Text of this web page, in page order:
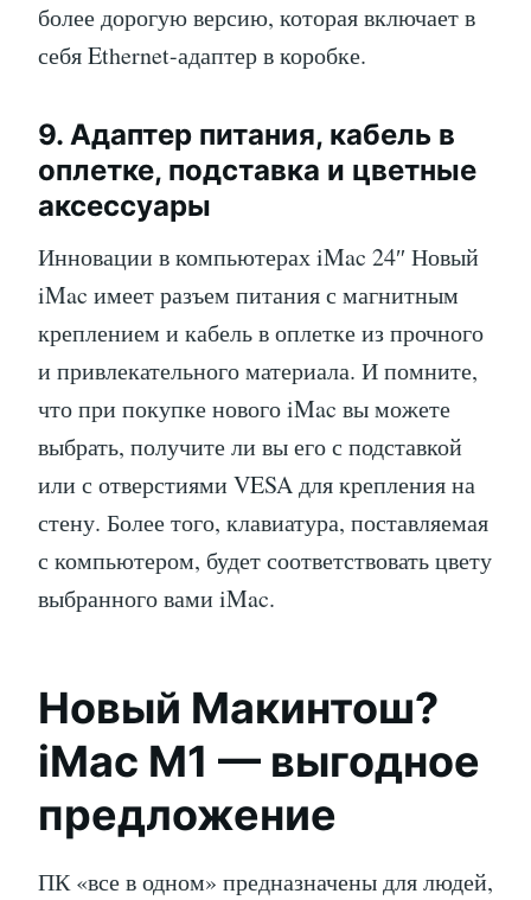
более дорогую версию, которая включает в
себя Ethernet-адаптер в коробке.
9. Адаптер питания, кабель в
оплетке, подставка и цветные
аксессуары
Инновации в компьютерах iMac 24″ Новый
iMac имеет разъем питания с магнитным
креплением и кабель в оплетке из прочного
и привлекательного материала. И помните,
что при покупке нового iMac вы можете
выбрать, получите ли вы его с подставкой
или с отверстиями VESA для крепления на
стену. Более того, клавиатура, поставляемая
с компьютером, будет соответствовать цвету
выбранного вами iMac.
Новый Макинтош?
iMac M1 — выгодное
предложение
ПК «все в одном» предназначены для людей,